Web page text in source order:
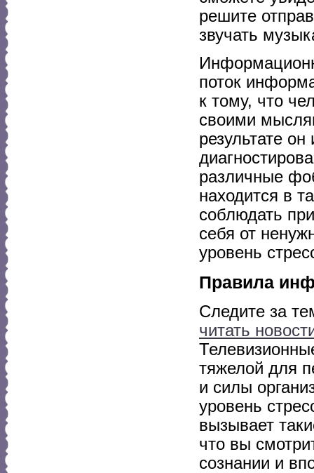
решите
звучать
поток
к тому, что
своими
результате
различные
находится в
соблюдать
себя от
уровень
Правила
Следите за
читать
тяжелой для
и силы
уровень
вызывает
что вы
сознании и